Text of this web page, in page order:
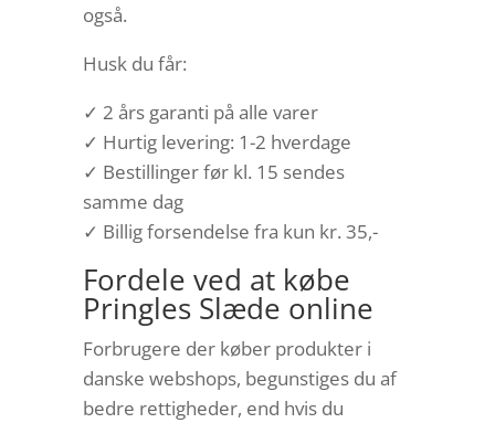
også.
Husk du får:
✓ 2 års garanti på alle varer
✓ Hurtig levering: 1-2 hverdage
✓ Bestillinger før kl. 15 sendes
samme dag
✓ Billig forsendelse fra kun kr. 35,-
Fordele ved at købe
Pringles Slæde online
Forbrugere der køber produkter i
danske webshops, begunstiges du af
bedre rettigheder, end hvis du